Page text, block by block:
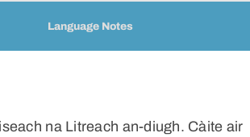
Language Notes
na Litreach an-diugh. Càite air